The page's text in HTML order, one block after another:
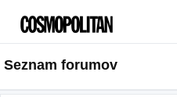
Seznam forumov